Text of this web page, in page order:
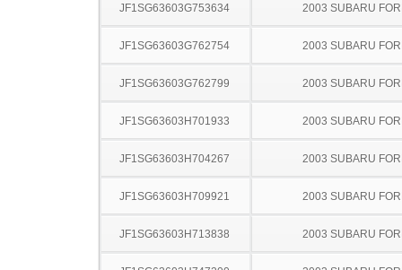
JF1SG63603G753634 2003 SUBARU
JF1SG63603G762754 2003 SUBARU
JF1SG63603G762799 2003 SUBARU
JF1SG63603H701933 2003 SUBARU
JF1SG63603H704267 2003 SUBARU
JF1SG63603H709921 2003 SUBARU
JF1SG63603H713838 2003 SUBARU